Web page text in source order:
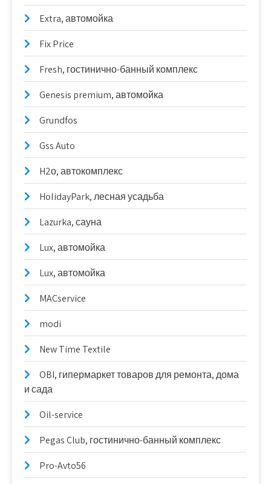
Extra, автомойка
Fix Price
Fresh, гостинично-банный комплекс
Genesis premium, автомойка
Grundfos
Gss Auto
H2о, автокомплекс
HolidayPark, лесная усадьба
Lazurka, сауна
Lux, автомойка
Lux, автомойка
MACservice
modi
New Time Textile
OBI, гипермаркет товаров для ремонта, дома
и сада
Oil-service
Pegas Club, гостинично-банный комплекс
Pro-Avto56